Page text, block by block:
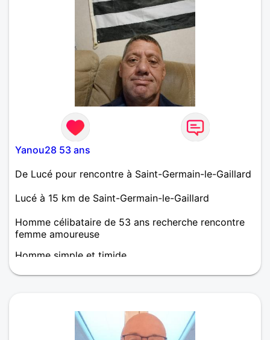
Yanou28 53 ans
De Lucé pour rencontre à Saint-Germain-le-Gaillard
Lucé à 15 km de Saint-Germain-le-Gaillard
Homme célibataire de 53 ans recherche rencontre
femme amoureuse
Homme simple et timide